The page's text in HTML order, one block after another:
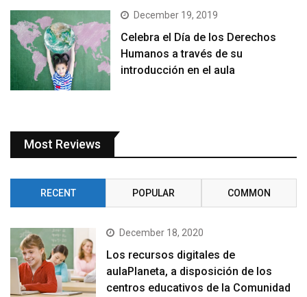
December 19, 2019
Celebra el Día de los Derechos
Humanos a través de su
introducción en el aula
Most Reviews
RECENT POPULAR COMMON
December 18, 2020
Los recursos digitales de
aulaPlaneta, a disposición de los
centros educativos de la Comunidad